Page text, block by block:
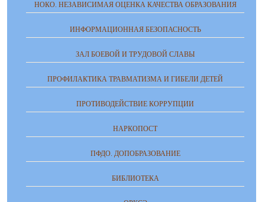
НОКО. НЕЗАВИСИМАЯ ОЦЕНКА КАЧЕСТВА ОБРАЗОВАНИЯ
ИНФОРМАЦИОННАЯ БЕЗОПАСНОСТЬ
ЗАЛ БОЕВОЙ И ТРУДОВОЙ СЛАВЫ
ПРОФИЛАКТИКА ТРАВМАТИЗМА И ГИБЕЛИ ДЕТЕЙ
ПРОТИВОДЕЙСТВИЕ КОРРУПЦИИ
НАРКОПОСТ
ПФДО. ДОПОБРАЗОВАНИЕ
БИБЛИОТЕКА